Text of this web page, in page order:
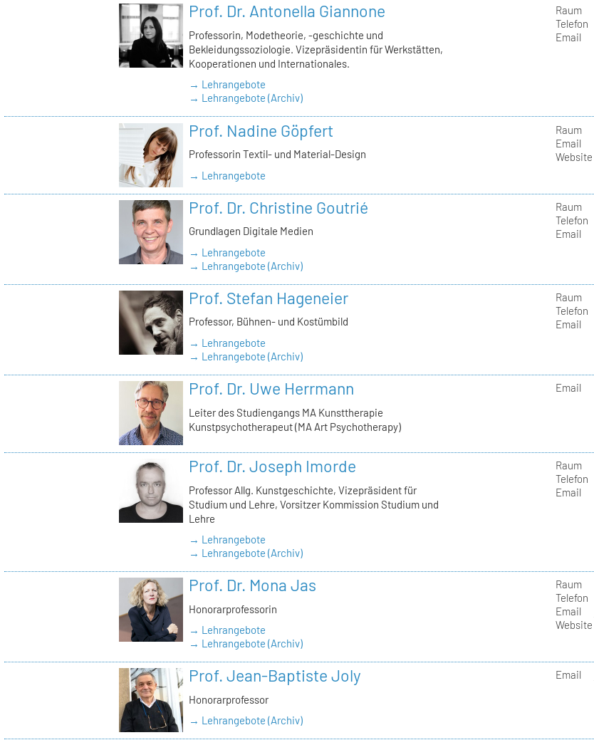
Prof. Dr. Antonella Giannone
Professorin, Modetheorie, -geschichte und
Bekleidungssoziologie. Vizepräsidentin für Werkstätten,
Kooperationen und Internationales.
→ Lehrangebote
→ Lehrangebote (Archiv)
Raum
Telefon
Email
Prof. Nadine Göpfert
Professorin Textil- und Material-Design
→ Lehrangebote
Raum
Email
Website
Prof. Dr. Christine Goutrié
Grundlagen Digitale Medien
→ Lehrangebote
→ Lehrangebote (Archiv)
Raum
Telefon
Email
Prof. Stefan Hageneier
Professor, Bühnen- und Kostümbild
→ Lehrangebote
→ Lehrangebote (Archiv)
Raum
Telefon
Email
Prof. Dr. Uwe Herrmann
Leiter des Studiengangs MA Kunsttherapie
Kunstpsychotherapeut (MA Art Psychotherapy)
Email
Prof. Dr. Joseph Imorde
Professor Allg. Kunstgeschichte, Vizepräsident für
Studium und Lehre, Vorsitzer Kommission Studium und
Lehre
→ Lehrangebote
→ Lehrangebote (Archiv)
Raum
Telefon
Email
Prof. Dr. Mona Jas
Honorarprofessorin
→ Lehrangebote
→ Lehrangebote (Archiv)
Raum
Telefon
Email
Website
Prof. Jean-Baptiste Joly
Honorarprofessor
→ Lehrangebote (Archiv)
Email